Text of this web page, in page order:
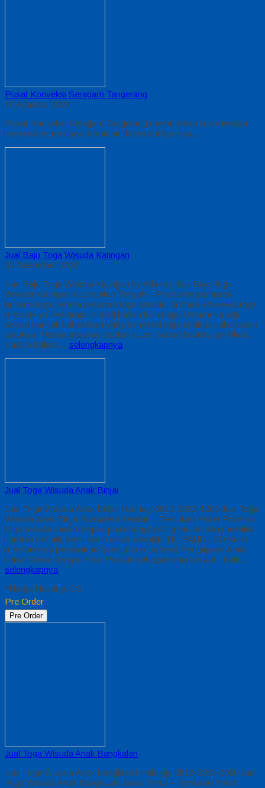
Pusat Konveksi Seragam Tangerang
10 Agustus 2020
Pusat Konveksi Seragam Tangerang memberikan tips mencari
konveksi terpercaya di kota anda berikut tips nya….
Jual Baju Toga Wisuda Katingan
31 Desember 2020
Jual Baju Toga Wisuda Katingan by Alfairuz Jual Baju Toga
Wisuda Katingan Kalimantan Tengah – Produsen pemasok
busana toga. terima pesanan toga wisuda, di dunia konveksi toga
mempunyai beberapa model bahan kain toga. Umumnya ada
sekian banyak bahan/kain yang konveksi toga alfairuz pakai salah
satunya : bahan bestway, bahan saten, bahan beludru, jet-black.
Saat sebelum… selengkapnya
Jual Toga Wisuda Anak Binjai
Jual Toga Wisuda Anak Binjai Hubungi 0812-2282-1060 Jual Toga
Wisuda Anak Binjai Sumatera Selatan – Temukan Paket Promosi
toga wisuda anak komplet pada harga paling murah dan memiliki
kualitas terbaik, kami kasih untuk sekolah TK, PAUD , SD Kami
memberinya penawaran Special semua level Pengajaran Anak
Umur Dasar dengan Fitur Produk sebagaimana berikut : Kain…
selengkapnya
*Harga Hubungi CS
Pre Order
Pre Order
Jual Toga Wisuda Anak Bangkalan
Jual Toga Wisuda Anak Bangkalan Hubungi 0812-2282-1060 Jual
Toga Wisuda Anak Bangkalan Jawa Timur – Temukan Paket